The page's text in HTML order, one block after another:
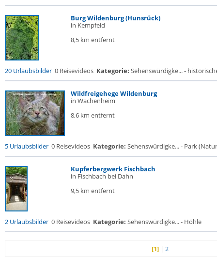
Burg Wildenburg (Hunsrück)
in Kempfeld
8,5 km entfernt
20 Urlaubsbilder 0 Reisevideos Kategorie: Sehenswürdigke... -
Wildfreigehege Wildenburg
in Wachenheim
8,6 km entfernt
5 Urlaubsbilder 0 Reisevideos Kategorie: Sehenswürdigke... - Park
Kupferbergwerk Fischbach
in Fischbach bei Dahn
9,5 km entfernt
2 Urlaubsbilder 0 Reisevideos Kategorie: Sehenswürdigke... - Höhle
[1] |2